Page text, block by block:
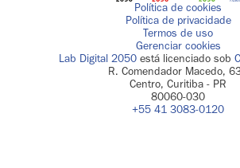
Política de cookies
Política de privacidade
Termos de uso
Gerenciar cookies
Lab Digital 2050 está licenciado sob
R. Comendador Macedo,
Centro, Curitiba - PR
80060-030
+55 41 3083-0120